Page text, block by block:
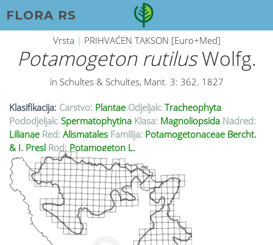
FLORA RS
Vrsta | PRIHVAĆEN TAKSON [Euro+Med]
Potamogeton rutilusWolfg.
in Schultes & Schultes, Mant. 3: 362. 1827
Klasifikacija: Carstvo: Plantae Odjeljak: Tracheophyta
Pododjeljak: Spermatophytina Klasa: Magnoliopsida Nadred:
Lilianae Red: Alismatales Familija: Potamogetonaceae Bercht.
& J. Presl Rod: Potamogeton L.